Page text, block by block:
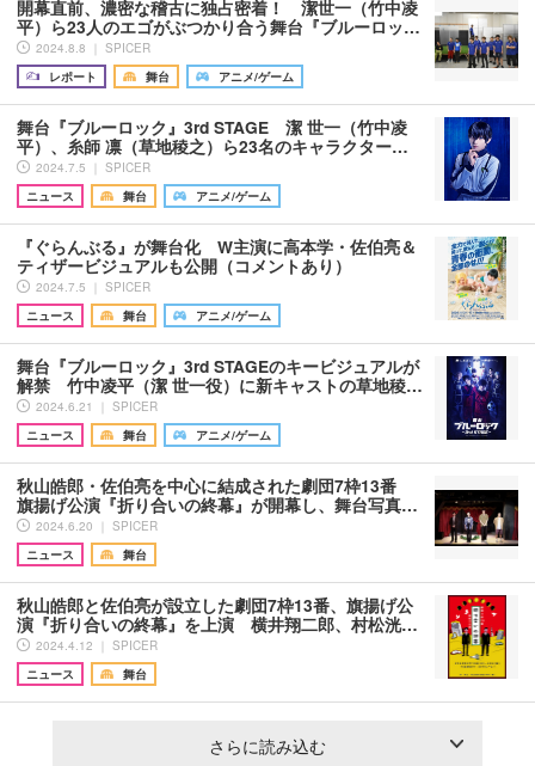
開幕直前、濃密な稽古に独占密着！ 潔世一（竹中凌
平）ら23人のエゴがぶつかり合う舞台『ブルーロッ…
2024.8.8 ｜ SPICER
レポート
舞台 アニメ/ゲーム
舞台『ブルーロック』3rd STAGE 潔 世一（竹中凌
平）、糸師 凛（草地稜之）ら23名のキャラクター…
2024.7.5 ｜ SPICER
ニュース
舞台 アニメ/ゲーム
『ぐらんぶる』が舞台化 W主演に高本学・佐伯亮＆
ティザービジュアルも公開（コメントあり）
2024.7.5 ｜ SPICER
ニュース
舞台 アニメ/ゲーム
舞台『ブルーロック』3rd STAGEのキービジュアルが
解禁 竹中凌平（潔 世一役）に新キャストの草地稜…
2024.6.21 ｜ SPICER
ニュース
舞台 アニメ/ゲーム
秋山皓郎・佐伯亮を中心に結成された劇団7枠13番
旗揚げ公演『折り合いの終幕』が開幕し、舞台写真…
2024.6.20 ｜ SPICER
ニュース
舞台
秋山皓郎と佐伯亮が設立した劇団7枠13番、旗揚げ公
演『折り合いの終幕』を上演 横井翔二郎、村松洸…
2024.4.12 ｜ SPICER
ニュース
舞台
さらに読み込む